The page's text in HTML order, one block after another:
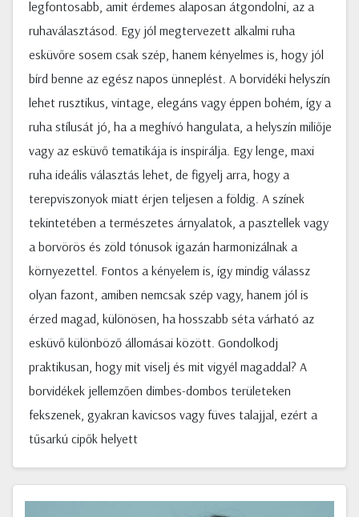
legfontosabb, amit érdemes alaposan átgondolni, az a
ruhaválasztásod. Egy jól megtervezett alkalmi ruha
esküvőre sosem csak szép, hanem kényelmes is, hogy jól
bírd benne az egész napos ünneplést. A borvidéki helyszín
lehet rusztikus, vintage, elegáns vagy éppen bohém, így a
ruha stílusát jó, ha a meghívó hangulata, a helyszín miliője
vagy az esküvő tematikája is inspirálja. Egy lenge, maxi
ruha ideális választás lehet, de figyelj arra, hogy a
terepviszonyok miatt érjen teljesen a földig. A színek
tekintetében a természetes árnyalatok, a pasztellek vagy
a borvörös és zöld tónusok igazán harmonizálnak a
környezettel. Fontos a kényelem is, így mindig válassz
olyan fazont, amiben nemcsak szép vagy, hanem jól is
érzed magad, különösen, ha hosszabb séta várható az
esküvő különböző állomásai között. Gondolkodj
praktikusan, hogy mit viselj és mit vigyél magaddal? A
borvidékek jellemzően dimbes-dombos területeken
fekszenek, gyakran kavicsos vagy füves talajjal, ezért a
tűsarkú cipők helyett